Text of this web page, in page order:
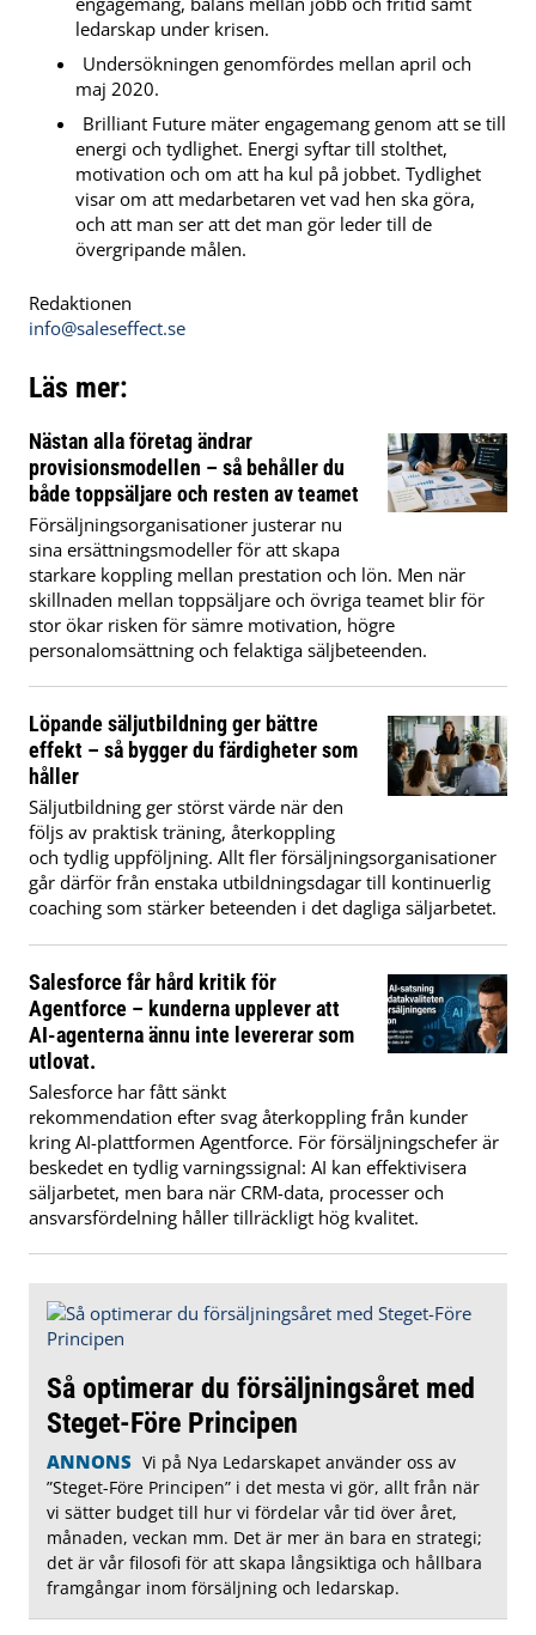
ledarskap under krisen.
Undersökningen genomfördes mellan april och
maj 2020.
Brilliant Future mäter engagemang genom att se till
energi och tydlighet. Energi syftar till stolthet,
motivation och om att ha kul på jobbet. Tydlighet
visar om att medarbetaren vet vad hen ska göra,
och att man ser att det man gör leder till de
övergripande målen.
Redaktionen
info@saleseffect.se
Läs mer:
Nästan alla företag ändrar
provisionsmodellen – så behåller du
både toppsäljare och resten av teamet
Försäljningsorganisationer justerar nu
sina ersättningsmodeller för att skapa
starkare koppling mellan prestation och lön. Men när
skillnaden mellan toppsäljare och övriga teamet blir för
stor ökar risken för sämre motivation, högre
personalomsättning och felaktiga säljbeteenden.
Löpande säljutbildning ger bättre
effekt – så bygger du färdigheter som
håller
Säljutbildning ger störst värde när den
följs av praktisk träning, återkoppling
och tydlig uppföljning. Allt fler försäljningsorganisationer
går därför från enstaka utbildningsdagar till kontinuerlig
coaching som stärker beteenden i det dagliga säljarbetet.
Salesforce får hård kritik för
Agentforce – kunderna upplever att
AI-agenterna ännu inte levererar som
utlovat.
Salesforce har fått sänkt
rekommendation efter svag återkoppling från kunder
kring AI-plattformen Agentforce. För försäljningschefer är
beskedet en tydlig varningssignal: AI kan effektivisera
säljarbetet, men bara när CRM-data, processer och
ansvarsfördelning håller tillräckligt hög kvalitet.
Så optimerar du försäljningsåret med
Steget-Före Principen
ANNONS Vi på Nya Ledarskapet använder oss av
”Steget-Före Principen” i det mesta vi gör, allt från när
vi sätter budget till hur vi fördelar vår tid över året,
månaden, veckan mm. Det är mer än bara en strategi;
det är vår filosofi för att skapa långsiktiga och hållbara
framgångar inom försäljning och ledarskap.